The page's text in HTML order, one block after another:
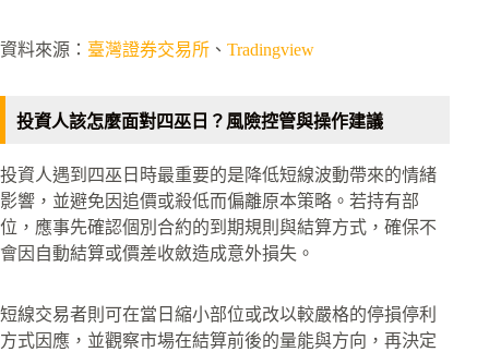
資料來源： 臺灣證券交易所 、 Tradingview
投資人該怎麼面對四巫日？風險控管與操作建議
投資人遇到四巫日時最重要的是降低短線波動帶來的情緒
影響，並避免因追價或殺低而偏離原本策略。若持有部
位，應事先確認個別合約的到期規則與結算方式，確保不
會因自動結算或價差收斂造成意外損失。
短線交易者則可在當日縮小部位或改以較嚴格的停損停利
方式因應，並觀察市場在結算前後的量能與方向，再決定